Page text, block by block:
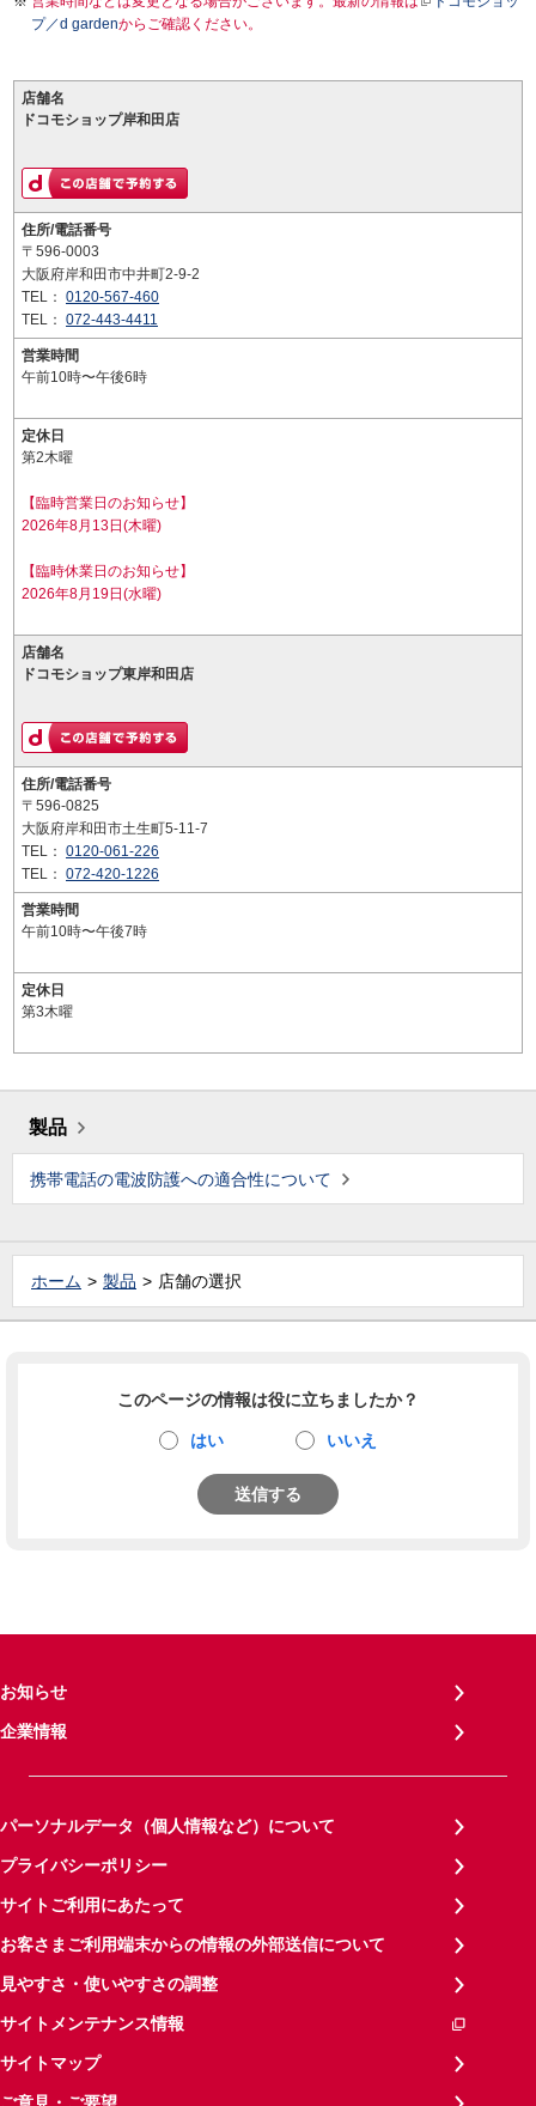
プ／d gardenからご確認ください。
店舗名
ドコモショップ岸和田店
住所/電話番号
〒596-0003
大阪府岸和田市中井町2-9-2
TEL： 0120-567-460
TEL： 072-443-4411
営業時間
午前10時〜午後6時
定休日
第2木曜
【臨時営業日のお知らせ】
2026年8月13日(木曜)
【臨時休業日のお知らせ】
2026年8月19日(水曜)
店舗名
ドコモショップ東岸和田店
住所/電話番号
〒596-0825
大阪府岸和田市土生町5-11-7
TEL： 0120-061-226
TEL： 072-420-1226
営業時間
午前10時〜午後7時
定休日
第3木曜
製品
携帯電話の電波防護への適合性について
ホーム 製品 店舗の選択
このページの情報は役に立ちましたか？
はい いいえ
送信する
お知らせ
企業情報
パーソナルデータ（個人情報など）について
プライバシーポリシー
サイトご利用にあたって
お客さまご利用端末からの情報の外部送信について
見やすさ・使いやすさの調整
サイトメンテナンス情報
サイトマップ